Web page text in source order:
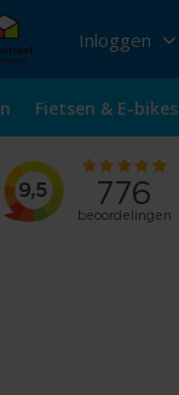
Inloggen
Fietsen & E-bikes